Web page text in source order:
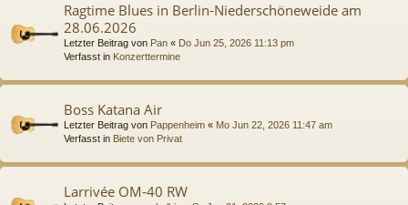
Ragtime Blues in Berlin-Niederschöneweide am
28.06.2026
Letzter Beitrag von Pan « Do Jun 25, 2026 11:13 pm
Verfasst in Konzerttermine
Boss Katana Air
Letzter Beitrag von Pappenheim « Mo Jun 22, 2026 11:47 am
Verfasst in Biete von Privat
Larrivée OM-40 RW